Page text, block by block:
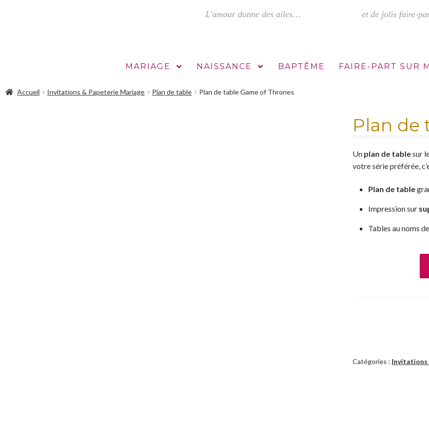
MARIAGE NAISSANCE BAPTÊME FAIRE-PART SUR
Contact et demande de devisÉtiquettes bouteilles personnalisées mariageFaire-part sur mesure : comment ça marche ?
Accueil Invitations & Papeterie Mariage Plan de table Plan de table Game of Thrones
Plan de
Un plan de tablesur
votre série préférée,
Plan de table
Impression sur
Tables au noms
Catégories : Invitations